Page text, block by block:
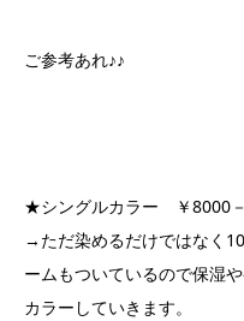
ご参考あれ♪♪
★シングルカラー ￥8000－
→ただ染めるだけではなく
ームもついているので保湿
カラーしていきます。